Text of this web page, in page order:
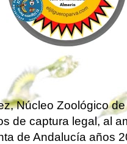
Núcleo Zoológico
de captura legal, al
de Andalucía años